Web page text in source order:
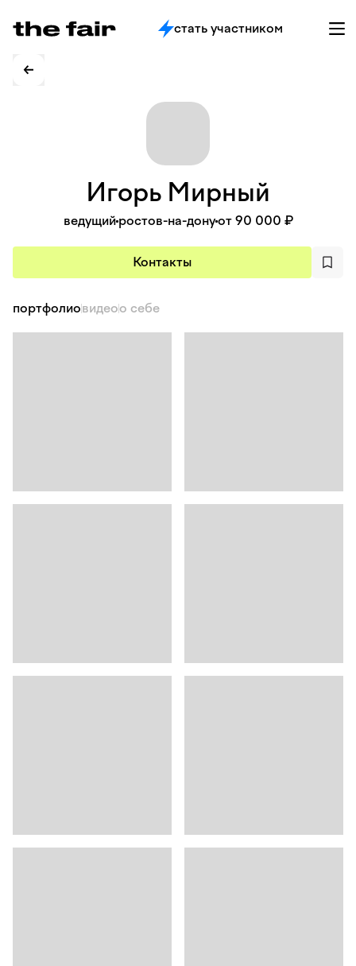
стать участником
Игорь Мирный
ведущийростов-на-донуот 90 000 ₽
Контакты
портфолиовидеоо себе